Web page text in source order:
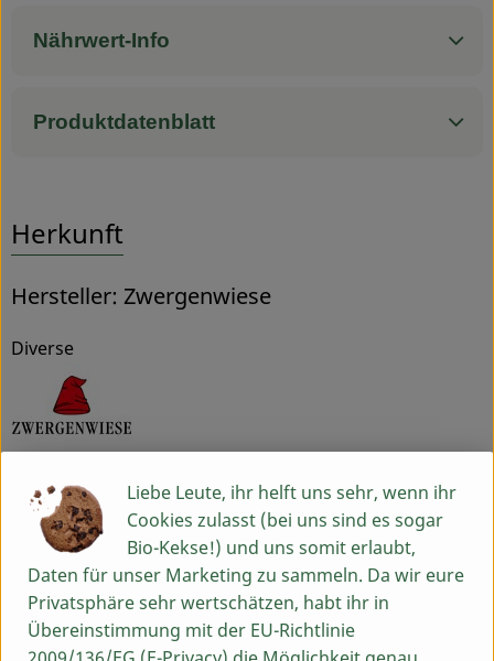
Nährwert-Info
Produktdatenblatt
Herkunft
Hersteller: Zwergenwiese
Diverse
D 24887 Silberstedt
Die Zwergenwiese Naturkost GmbH steht seit über 40
Jahren für liebevoll und sorgfältig hergestellte Bio-
Lebensmittel.
Aus eigener Entwicklung und in eigener Produktion
Liebe Leute, ihr helft uns sehr, wenn ihr
Cookies zulasst (bei uns sind es sogar
Bio-Kekse!) und uns somit erlaubt,
Daten für unser Marketing zu sammeln. Da wir eure
Privatsphäre sehr wertschätzen, habt ihr in
Übereinstimmung mit der EU-Richtlinie